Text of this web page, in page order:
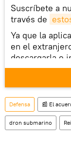
Suscríbete a
través de
Ya que la
en el
descargarla e
móvil (¡solo
También
social rusa VK .
Defensa 📰 El
dron submarino